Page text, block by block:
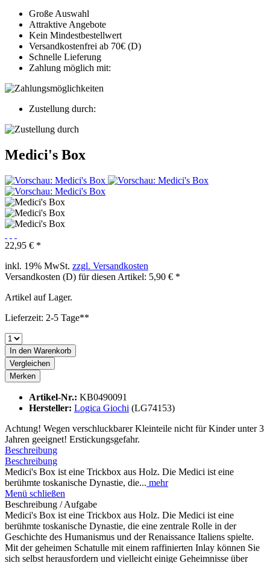
Große Auswahl
Attraktive Angebote
Kein Mindestbestellwert
Versandkostenfrei ab 70€ (D)
Schnelle Lieferung
Zahlung möglich mit:
Zustellung durch:
Medici's Box
22,95 € *
inkl. 19% MwSt. zzgl. Versandkosten
Versandkosten (D) für diesen Artikel: 5,90 € *
Artikel auf Lager.
Lieferzeit: 2-5 Tage**
In den Warenkorb
Vergleichen
Merken
Artikel-Nr.: KB0490091
Hersteller: Logica Giochi (LG74153)
Achtung! Wegen verschluckbarer Kleinteile nicht für Kinder unter 3
Jahren geeignet! Erstickungsgefahr.
Beschreibung
Beschreibung
Medici's Box ist eine Trickbox aus Holz. Die Medici ist eine
berühmte toskanische Dynastie, die... mehr
Menü schließen
Beschreibung / Aufgabe
Medici's Box ist eine Trickbox aus Holz. Die Medici ist eine
berühmte toskanische Dynastie, die eine zentrale Rolle in der
Geschichte des Humanismus und der Renaissance Italiens spielte.
Mit der geheimen Schatulle mit einem raffinierten Inlay können Sie
sich selbst herausfordern und vielleicht einige Geheimnisse über